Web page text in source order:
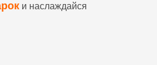
и наслаждайся